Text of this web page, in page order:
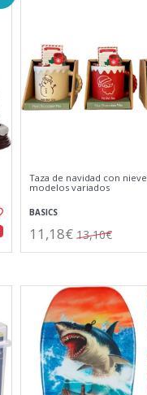
Taza de navidad con nieve
modelos variados
BASICS
11,18€ 13,10€